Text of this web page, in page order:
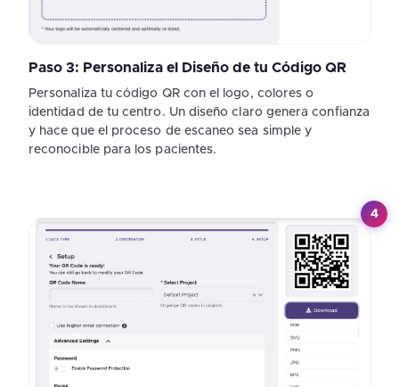
Paso 3: Personaliza el Diseño de tu Código QR
Personaliza tu código QR con el logo, colores o
identidad de tu centro. Un diseño claro genera confianza
y hace que el proceso de escaneo sea simple y
reconocible para los pacientes.
4